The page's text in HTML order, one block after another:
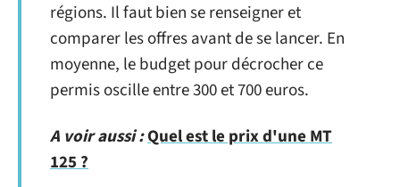
régions. Il faut bien se renseigner et
comparer les offres avant de se lancer. En
moyenne, le budget pour décrocher ce
permis oscille entre 300 et 700 euros.
A voir aussi :Quel est le prix d'une MT
125 ?